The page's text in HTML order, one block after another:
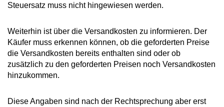
Steuersatz muss nicht hingewiesen werden.
Weiterhin ist über die Versandkosten zu informieren. Der
Käufer muss erkennen können, ob die geforderten Preise
die Versandkosten bereits enthalten sind oder ob
zusätzlich zu den geforderten Preisen noch Versandkosten
hinzukommen.
Diese Angaben sind nach der Rechtsprechung aber erst